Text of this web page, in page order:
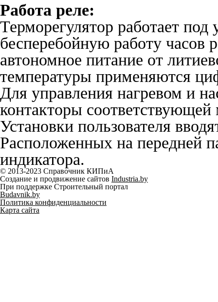
Работа реле:
Терморегулятор работает
бесперебойную работу часов
автономное питание от
температуры применяются
Для управления нагревом и
контакторы
Установки пользователя
Расположенных на передней
индикатора.
© 2013-2023 Справочник КИПиА
Создание и продвижение сайтов Industria.by
При поддержке Строительный портал
Budavnik.by
Политика конфиденциальности
Карта сайта